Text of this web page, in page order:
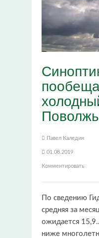
Павел Каледин
01.08.2019
Комментировать
По сведению
средняя за
ожидается
ниже